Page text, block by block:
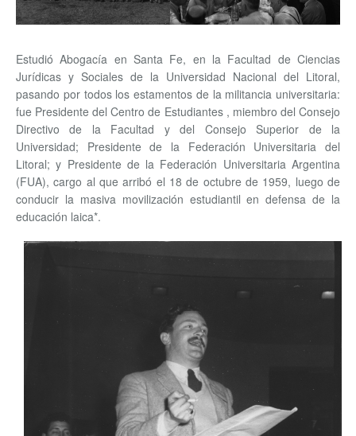
Estudió Abogacía en Santa Fe, en la Facultad de Ciencias
Jurídicas y Sociales de la Universidad Nacional del Litoral,
pasando por todos los estamentos de la militancia universitaria:
fue Presidente del Centro de Estudiantes , miembro del Consejo
Directivo de la Facultad y del Consejo Superior de la
Universidad; Presidente de la Federación Universitaria del
Litoral; y Presidente de la Federación Universitaria Argentina
(FUA), cargo al que arribó el 18 de octubre de 1959, luego de
conducir la masiva movilización estudiantil en defensa de la
educación laica*.